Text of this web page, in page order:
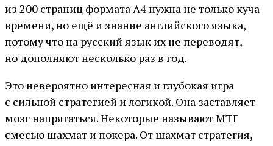
из 200 страниц формата А4 нужна не только куча
времени, но ещё и знание английского языка,
потому что на русский язык их не переводят,
но дополняют несколько раз в год.
Это невероятно интересная и глубокая игра
с сильной стратегией и логикой. Она заставляет
мозг напрягаться. Некоторые называют МТГ
смесью шахмат и покера. От шахмат стратегия,